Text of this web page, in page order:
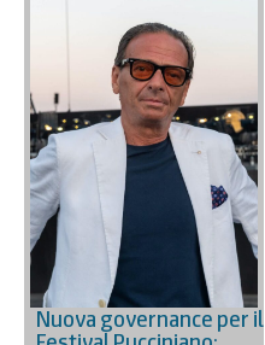
Nuova governance per il